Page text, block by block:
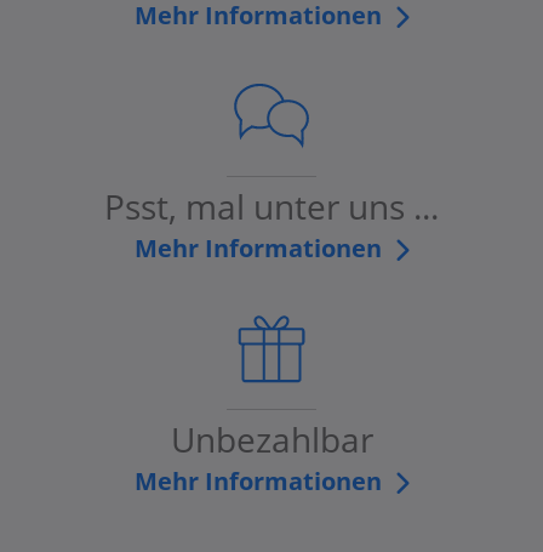
Mehr Informationen
Psst, mal unter uns ...
Mehr Informationen
Unbezahlbar
Mehr Informationen